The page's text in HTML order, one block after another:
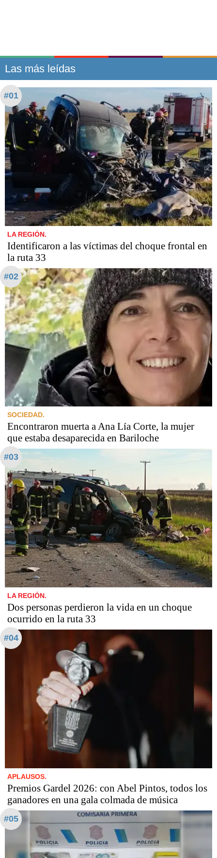
Las más leídas
#01
LA REGIÓN.
Identificaron a las víctimas del choque frontal en
la ruta 33
#02
SOCIEDAD.
Encontraron muerta a Ana Lía Corte, la mujer
que estaba desaparecida en Bariloche
#03
LA REGIÓN.
Dos personas perdieron la vida en un choque
ocurrido en la ruta 33
#04
APLAUSOS.
Premios Gardel 2026: con Abel Pintos, todos los
ganadores en una gala colmada de música
#05